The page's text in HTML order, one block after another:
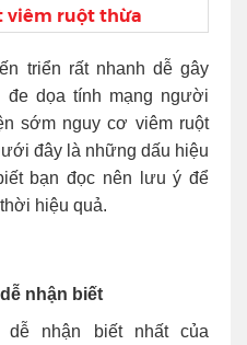
viêm ruột thừa
triển rất nhanh dễ gây
đe dọa tính mạng người
sớm nguy cơ viêm ruột
đây là những dấu hiệu
bạn đọc nên lưu ý để
hiệu quả.
nhận biết
nhận biết nhất của